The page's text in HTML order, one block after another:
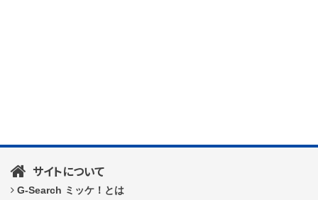
サイトについて
G-Search ミッケ！とは